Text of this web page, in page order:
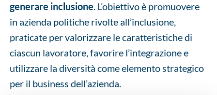
generare inclusione. L’obiettivo è promuovere
in azienda politiche rivolte all’inclusione,
praticate per valorizzare le caratteristiche di
ciascun lavoratore, favorire l’integrazione e
utilizzare la diversità come elemento strategico
per il business dell’azienda.